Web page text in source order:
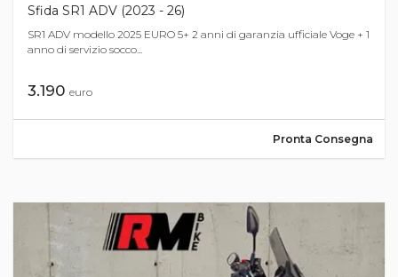
Sfida SR1 ADV (2023 - 26)
SR1 ADV modello 2025 EURO 5+ 2 anni di garanzia ufficiale Voge + 1
anno di servizio socco...
3.190 euro
Pronta Consegna